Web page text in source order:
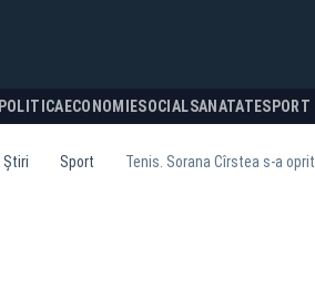
POLITICA ECONOMIESOCIALSANATATESPORT
Știri Sport Tenis. Sorana Cîrstea s-a